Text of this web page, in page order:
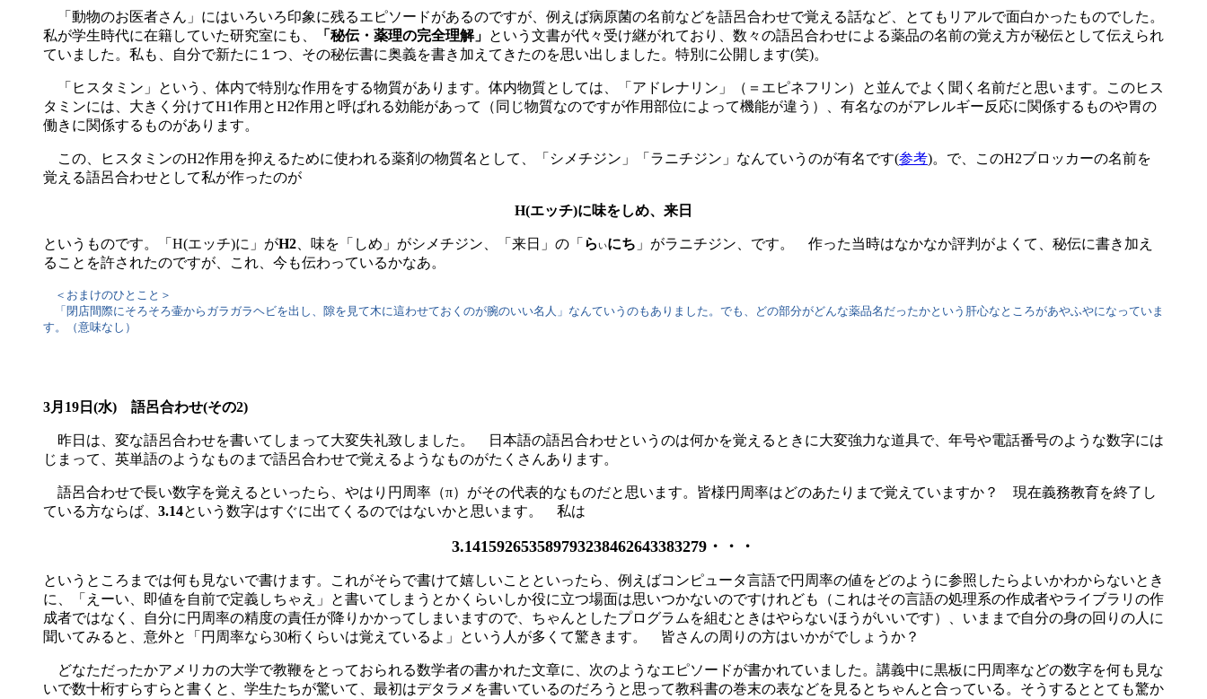
「動物のお医者さん」にはいろいろ印象に残るエピソードがあるのですが、例えば病原菌の名前などを語呂合わせで覚える話など、とてもリアルで面白かったものでした。
私が学生時代に在籍していた研究室にも、
「秘伝・薬理の完全理解」 という文書が代々受け継がれており、数々の語呂合わせによる薬品の名前の覚え方が秘伝として伝えられ
ていました。私も、自分で新たに１つ、その秘伝書に奥義を書き加えてきたのを思い出しました。特別に公開します(笑)。
「ヒスタミン」という、体内で特別な作用をする物質があります。体内物質としては、「アドレナリン」（＝エピネフリン）と並んでよく聞く名前だと思います。このヒス
タミンには、大きく分けてH1作用とH2作用と呼ばれる効能があって（同じ物質なのですが作用部位によって機能が違う）、有名なのがアレルギー反応に関係するものや胃の
働きに関係するものがあります。
この、ヒスタミンのH2作用を抑えるために使われる薬剤の物質名として、「シメチジン」「ラニチジン」なんていうのが有名です(参考)。で、このH2ブロッカーの名前を
覚える語呂合わせとして私が作ったのが
H(エッチ)に味をしめ、来日
というものです。「H(エッチ)に」がH2、味を「しめ」がシメチジン、「来日」の「 らいにち 」がラニチジン、です。 作った当時はなかなか評判がよくて、秘伝に書き加え
ることを許されたのですが、これ、今も伝わっているかなあ。
＜おまけのひとこと＞
「閉店間際にそろそろ壷からガラガラヘビを出し、隙を見て木に這わせておくのが腕のいい名人」なんていうのもありました。でも、どの部分がどんな薬品名だったかという肝心なところがあやふやになっていま
す。（意味なし）
3月19日(水) 語呂合わせ(その2)
昨日は、変な語呂合わせを書いてしまって大変失礼致しました。 日本語の語呂合わせというのは何かを覚えるときに大変強力な道具で、年号や電話番号のような数字には
じまって、英単語のようなものまで語呂合わせで覚えるようなものがたくさんあります。
語呂合わせで長い数字を覚えるといったら、やはり円周率（π）がその代表的なものだと思います。皆様円周率はどのあたりまで覚えていますか？ 現在義務教育を終了し
ている方ならば、 3.14という数字はすぐに出てくるのではないかと思います。 私は
3.141592653589793238462643383279・・・
というところまでは何も見ないで書けます。これがそらで書けて嬉しいことといったら、例えばコンピュータ言語で円周率の値をどのように参照したらよいかわからないとき
に、「えーい、即値を自前で定義しちゃえ」と書いてしまうとかくらいしか役に立つ場面は思いつかないのですけれども（これはその言語の処理系の作成者やライブラリの作
成者ではなく、自分に円周率の精度の責任が降りかかってしまいますので、ちゃんとしたプログラムを組むときはやらないほうがいいです）、いままで自分の身の回りの人に
聞いてみると、意外と「円周率なら30桁くらいは覚えているよ」という人が多くて驚きます。 皆さんの周りの方はいかがでしょうか？
どなただったかアメリカの大学で教鞭をとっておられる数学者の書かれた文章に、次のようなエピソードが書かれていました。講義中に黒板に円周率などの数字を何も見な
いで数十桁すらすらと書くと、学生たちが驚いて、最初はデタラメを書いているのだろうと思って教科書の巻末の表などを見るとちゃんと合っている。そうするととても驚か